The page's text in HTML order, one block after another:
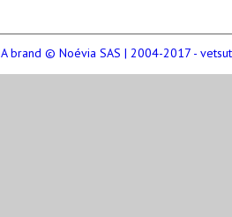
A brand © Noévia SAS | 2004-2017 -